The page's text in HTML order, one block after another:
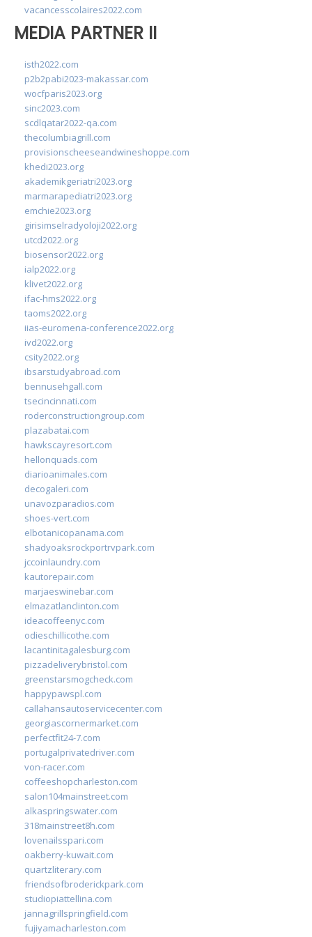
vacancesscolaires2022.com
MEDIA PARTNER II
isth2022.com
p2b2pabi2023-makassar.com
wocfparis2023.org
sinc2023.com
scdlqatar2022-qa.com
thecolumbiagrill.com
provisionscheeseandwineshoppe.com
khedi2023.org
akademikgeriatri2023.org
marmarapediatri2023.org
emchie2023.org
girisimselradyoloji2022.org
utcd2022.org
biosensor2022.org
ialp2022.org
klivet2022.org
ifac-hms2022.org
taoms2022.org
iias-euromena-conference2022.org
ivd2022.org
csity2022.org
ibsarstudyabroad.com
bennusehgall.com
tsecincinnati.com
roderconstructiongroup.com
plazabatai.com
hawkscayresort.com
hellonquads.com
diarioanimales.com
decogaleri.com
unavozparadios.com
shoes-vert.com
elbotanicopanama.com
shadyoaksrockportrvpark.com
jccoinlaundry.com
kautorepair.com
marjaeswinebar.com
elmazatlanclinton.com
ideacoffeenyc.com
odieschillicothe.com
lacantinitagalesburg.com
pizzadeliverybristol.com
greenstarsmogcheck.com
happypawspl.com
callahansautoservicecenter.com
georgiascornermarket.com
perfectfit24-7.com
portugalprivatedriver.com
von-racer.com
coffeeshopcharleston.com
salon104mainstreet.com
alkaspringswater.com
318mainstreet8h.com
lovenailsspari.com
oakberry-kuwait.com
quartzliterary.com
friendsofbroderickpark.com
studiopiattellina.com
jannagrillspringfield.com
fujiyamacharleston.com